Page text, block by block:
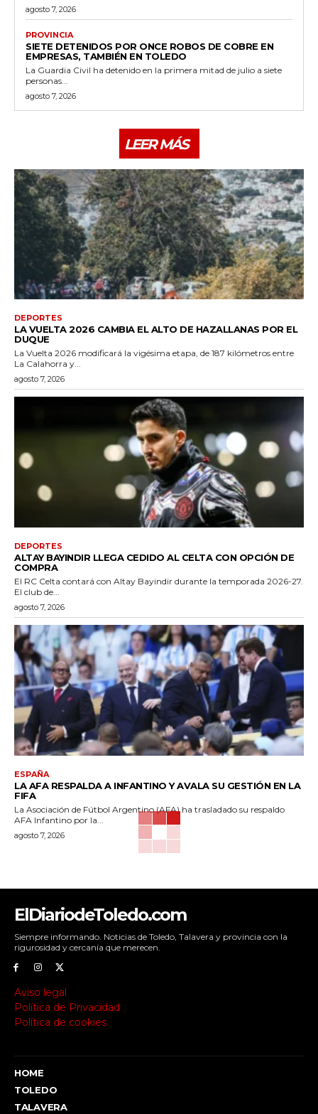
agosto 7, 2026
PROVINCIA
SIETE DETENIDOS POR ONCE ROBOS DE COBRE EN
EMPRESAS, TAMBIÉN EN TOLEDO
La Guardia Civil ha detenido en la primera mitad de julio a siete
personas...
agosto 7, 2026
LEER MÁS
DEPORTES
LA VUELTA 2026 CAMBIA EL ALTO DE HAZALLANAS POR EL
DUQUE
La Vuelta 2026 modificará la vigésima etapa, de 187 kilómetros entre
La Calahorra y...
agosto 7, 2026
DEPORTES
ALTAY BAYINDIR LLEGA CEDIDO AL CELTA CON OPCIÓN DE
COMPRA
El RC Celta contará con Altay Bayindir durante la temporada 2026-27.
El club de...
agosto 7, 2026
ESPAÑA
LA AFA RESPALDA A INFANTINO Y AVALA SU GESTIÓN EN LA
FIFA
La Asociación de Fútbol Argentino (AFA) ha trasladado su respaldo
AFA Infantino por la...
agosto 7, 2026
ElDiariodeToledo.com
Siempre informando. Noticias de Toledo, Talavera y provincia con la
rigurosidad y cercanía que merecen.
Aviso legal
Política de Privacidad
Política de cookies
HOME
TOLEDO
TALAVERA